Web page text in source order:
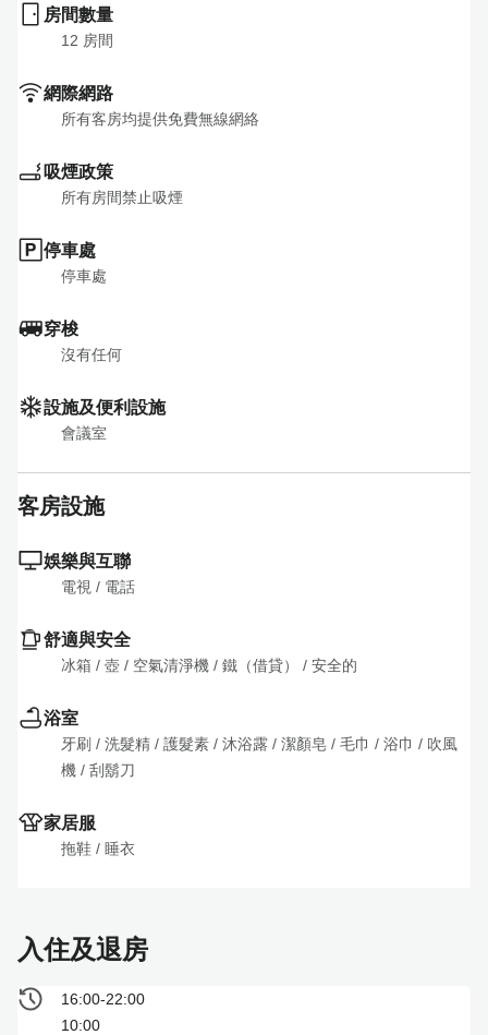
房間數量
12 房間
網際網路
所有客房均提供免費無線網絡
吸煙政策
所有房間禁止吸煙
停車處
停車處
穿梭
沒有任何
設施及便利設施
會議室
客房設施
娛樂與互聯
電視 / 電話
舒適與安全
冰箱 / 壺 / 空氣清淨機 / 鐵（借貸） / 安全的
浴室
牙刷 / 洗髮精 / 護髮素 / 沐浴露 / 潔顏皂 / 毛巾 / 浴巾 / 吹風
機 / 刮鬍刀
家居服
拖鞋 / 睡衣
入住及退房
16:00-22:00
10:00